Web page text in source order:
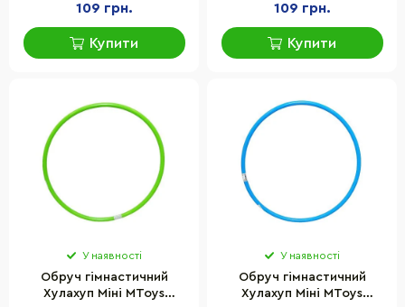
109 грн.
Купити
109 грн.
Купити
У наявності
Обруч гімнастичний
Хулахуп Міні MToys
У наявності
Обруч гімнастичний
Хулахуп Міні MToys